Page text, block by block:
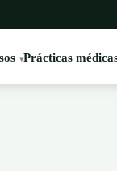
Prácticas